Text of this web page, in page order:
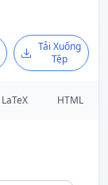
Tải Xuống
Tệp
LaTeX HTML